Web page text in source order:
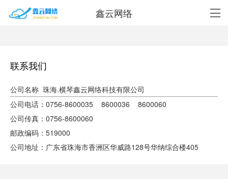
鑫云网络
联系我们
公司名称 珠海.横琴鑫云网络科技有限公司
公司电话：0756-8600035 8600036 8600060
公司传真：0756-8600060
邮政编码：519000
公司地址：广东省珠海市香洲区华威路128号华纳综合楼405